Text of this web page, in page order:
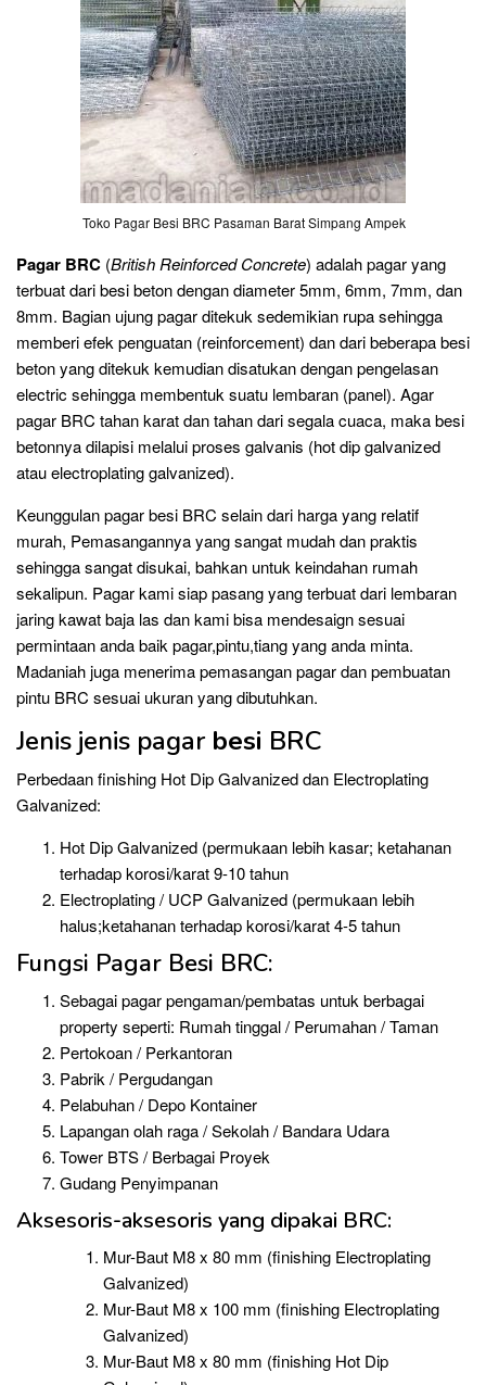
Toko Pagar Besi BRC Pasaman Barat Simpang Ampek
Pagar BRC (British Reinforced Concrete) adalah pagar yang
terbuat dari besi beton dengan diameter 5mm, 6mm, 7mm, dan
8mm. Bagian ujung pagar ditekuk sedemikian rupa sehingga
memberi efek penguatan (reinforcement) dan dari beberapa besi
beton yang ditekuk kemudian disatukan dengan pengelasan
electric sehingga membentuk suatu lembaran (panel). Agar
pagar BRC tahan karat dan tahan dari segala cuaca, maka besi
betonnya dilapisi melalui proses galvanis (hot dip galvanized
atau electroplating galvanized).
Keunggulan pagar besi BRC selain dari harga yang relatif
murah, Pemasangannya yang sangat mudah dan praktis
sehingga sangat disukai, bahkan untuk keindahan rumah
sekalipun. Pagar kami siap pasang yang terbuat dari lembaran
jaring kawat baja las dan kami bisa mendesaign sesuai
permintaan anda baik pagar,pintu,tiang yang anda minta.
Madaniah juga menerima pemasangan pagar dan pembuatan
pintu BRC sesuai ukuran yang dibutuhkan.
Jenis jenis pagar besi BRC
Perbedaan finishing Hot Dip Galvanized dan Electroplating
Galvanized:
Hot Dip Galvanized (permukaan lebih kasar; ketahanan
terhadap korosi/karat 9-10 tahun
Electroplating / UCP Galvanized (permukaan lebih
halus;ketahanan terhadap korosi/karat 4-5 tahun
Fungsi Pagar Besi BRC:
Sebagai pagar pengaman/pembatas untuk berbagai
property seperti: Rumah tinggal / Perumahan / Taman
Pertokoan / Perkantoran
Pabrik / Pergudangan
Pelabuhan / Depo Kontainer
Lapangan olah raga / Sekolah / Bandara Udara
Tower BTS / Berbagai Proyek
Gudang Penyimpanan
Aksesoris-aksesoris yang dipakai BRC:
Mur-Baut M8 x 80 mm (finishing Electroplating
Galvanized)
Mur-Baut M8 x 100 mm (finishing Electroplating
Galvanized)
Mur-Baut M8 x 80 mm (finishing Hot Dip